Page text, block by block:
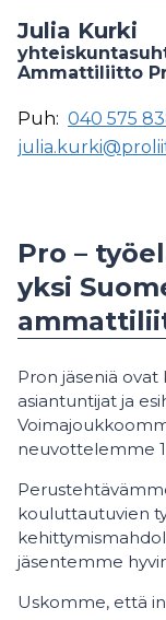
Julia Kurki
Ammattiliitto
Puh: 040 575
Pro –
yksi
Pron jäseniä
asiantuntijat ja
neuvottelemme
kouluttautuvien
jäsentemme
Uskomme, että